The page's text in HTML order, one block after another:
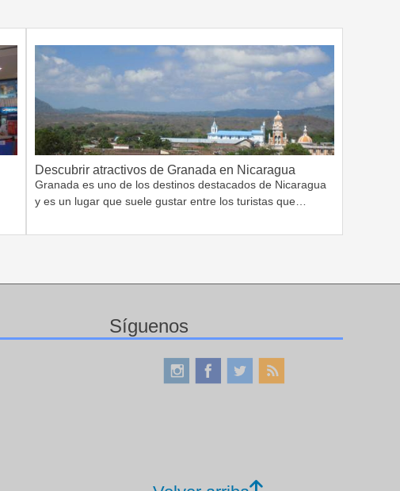
Descubrir atractivos de Granada en Nicaragua
Granada es uno de los destinos destacados de Nicaragua
y es un lugar que suele gustar entre los turistas que…
Síguenos